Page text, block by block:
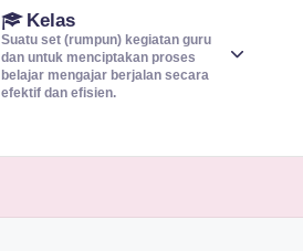
Kelas
Suatu set (rumpun) kegiatan guru
dan untuk menciptakan proses
belajar mengajar berjalan secara
efektif dan efisien.